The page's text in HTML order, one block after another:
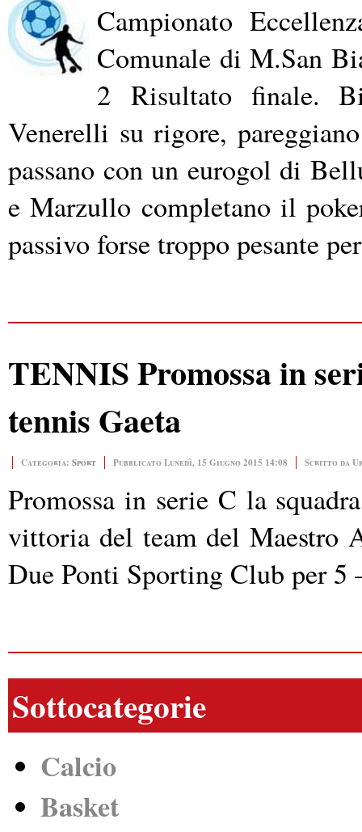
Campionato
Comunale di M.San
2Risultato finale.
Venerelli su rigore,
passano con un eurogol di
e Marzullo completano il
passivo forse troppo pesante
TENNIS Promossa in
tennis Gaeta
Categoria: Sport Pubblicato Lunedì, 15 Giugno 2015 14:08 Scritto da
Promossa in serie C la
vittoria del team del Maestro
Due Ponti Sporting Club per 5
Sottocategorie
Calcio
Basket